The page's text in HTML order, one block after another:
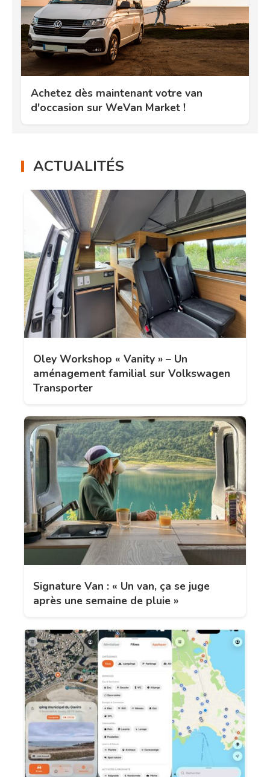
Achetez dès maintenant votre van
d'occasion sur WeVan Market !
ACTUALITÉS
Oley Workshop « Vanity » – Un
aménagement familial sur Volkswagen
Transporter
Signature Van : « Un van, ça se juge
après une semaine de pluie »